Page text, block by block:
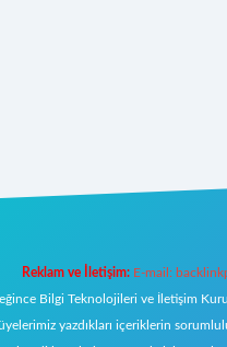
Reklam ve İletişim: E-mail:
Bilgi Teknolojileri ve İletişim
yazdıkları içeriklerin